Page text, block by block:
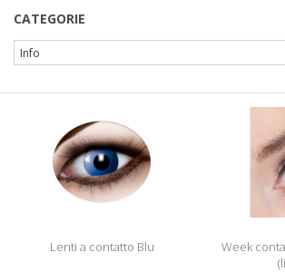
CATEGORIE
Lenti a contatto Blu
Week